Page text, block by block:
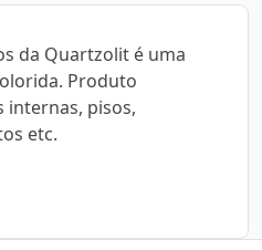
da Quartzolit é uma
Produto
internas, pisos,
etc.